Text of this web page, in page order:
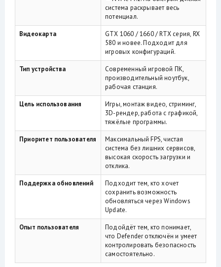
система раскрывает весь
потенциал.
Видеокарта
GTX 1060 / 1660 / RTX серия, RX
580 и новее. Подходит для
игровых конфигураций.
Тип устройства
Современный игровой ПК,
производительный ноутбук,
рабочая станция.
Цель использования
Игры, монтаж видео, стриминг,
3D-рендер, работа с графикой,
тяжёлые программы.
Приоритет пользователя
Максимальный FPS, чистая
система без лишних сервисов,
высокая скорость загрузки и
отклика.
Поддержка обновлений
Подходит тем, кто хочет
сохранить возможность
обновляться через Windows
Update.
Опыт пользователя
Подойдёт тем, кто понимает,
что Defender отключён и умеет
контролировать безопасность
самостоятельно.